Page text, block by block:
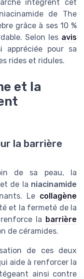
intègrent cet
de The
grâce à ses 10 %
Selon les avis
pour sa
rides et ridules.
et la
la barrière
de sa peau, la
et de la niacinamide
Le collagène
et la fermeté de la
renforce la barrière
de céramides.
de ces deux
aide à renforcer la
ainsi contre